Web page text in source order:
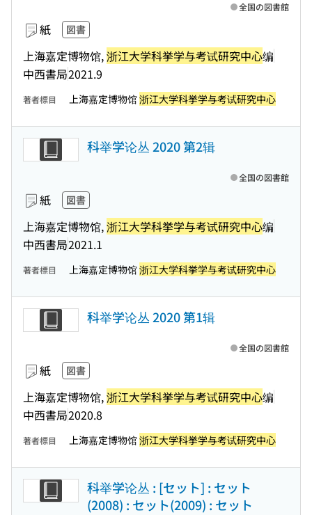
紙 図書
上海嘉定博物馆,浙江大学科挙学与考试研究中心编
中西書局2021.9
全国の図書館
著者標目 上海嘉定博物馆浙江大学科挙学与考试研究中心
科举学论丛 2020 第2辑
紙 図書
上海嘉定博物馆,浙江大学科挙学与考试研究中心编
中西書局2021.1
全国の図書館
著者標目 上海嘉定博物馆浙江大学科挙学与考试研究中心
科举学论丛 2020 第1辑
紙 図書
上海嘉定博物馆,浙江大学科挙学与考试研究中心编
中西書局2020.8
全国の図書館
著者標目 上海嘉定博物馆浙江大学科挙学与考试研究中心
科举学论丛 : [セット] : セット
(2008) : セット(2009) : セット